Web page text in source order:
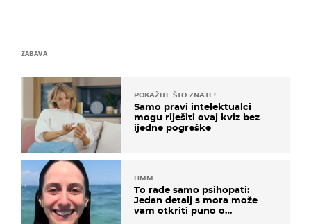
ZABAVA
POKAŽITE ŠTO ZNATE!
Samo pravi intelektualci
mogu riješiti ovaj kviz bez
ijedne pogreške
HMM…
To rade samo psihopati:
Jedan detalj s mora može
vam otkriti puno o